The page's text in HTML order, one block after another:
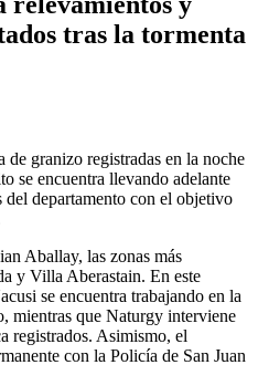
tras la tormenta
de granizo registradas en la noche
se encuentra llevando adelante
departamento con el objetivo
Aballay, las zonas más
y Villa Aberastain. En este
se encuentra trabajando en la
mientras que Naturgy interviene
registrados. Asimismo, el
con la Policía de San Juan